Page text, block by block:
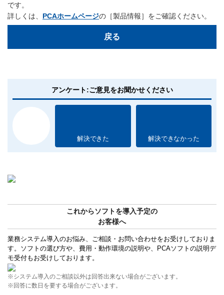
です。
詳しくは、 PCAホームページの［製品情報］をご確認ください。
戻る
アンケート:ご意見をお聞かせください
解決できた 解決できなかった
これからソフトを導入予定の
お客様へ
業務システム導入のお悩み、ご相談・お問い合わせをお受けしておりま
す。ソフトの選び方や、費用・動作環境の説明や、PCAソフトの説明デ
モ受付もお受けしております。
※システム導入のご相談以外は回答出来ない場合がございます。
※回答に数日を要する場合がございます。